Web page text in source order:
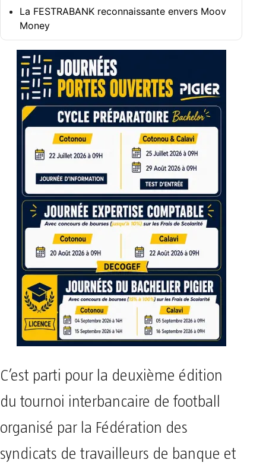
La FESTRABANK reconnaissante envers Moov
Money
C’est parti pour la deuxième édition
du tournoi interbancaire de football
organisé par la Fédération des
syndicats de travailleurs de banque et